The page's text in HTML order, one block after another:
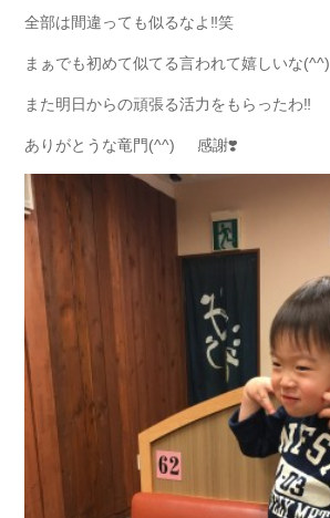
全部は間違っても似るなよ‼️笑
まぁでも初めて似てる言われて嬉しいな(^^)
また明日からの頑張る活力をもらったわ‼️
ありがとうな竜門(^^) 感謝❣️